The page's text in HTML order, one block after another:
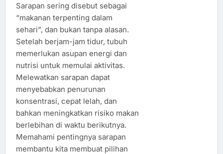
Sarapan sering disebut sebagai
“makanan terpenting dalam
sehari”, dan bukan tanpa alasan.
Setelah berjam-jam tidur, tubuh
memerlukan asupan energi dan
nutrisi untuk memulai aktivitas.
Melewatkan sarapan dapat
menyebabkan penurunan
konsentrasi, cepat lelah, dan
bahkan meningkatkan risiko makan
berlebihan di waktu berikutnya.
Memahami pentingnya sarapan
membantu kita membuat pilihan